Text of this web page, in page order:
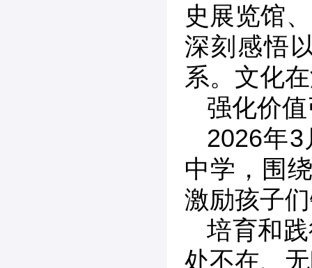
史展览馆
深刻感悟
系。文化
强化价
2026年3
中学，围
激励孩子
培育和
处不在、